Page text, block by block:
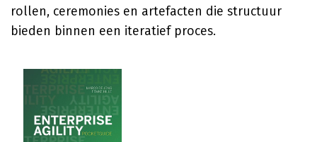
rollen, ceremonies en artefacten die structuur
bieden binnen een iteratief proces.